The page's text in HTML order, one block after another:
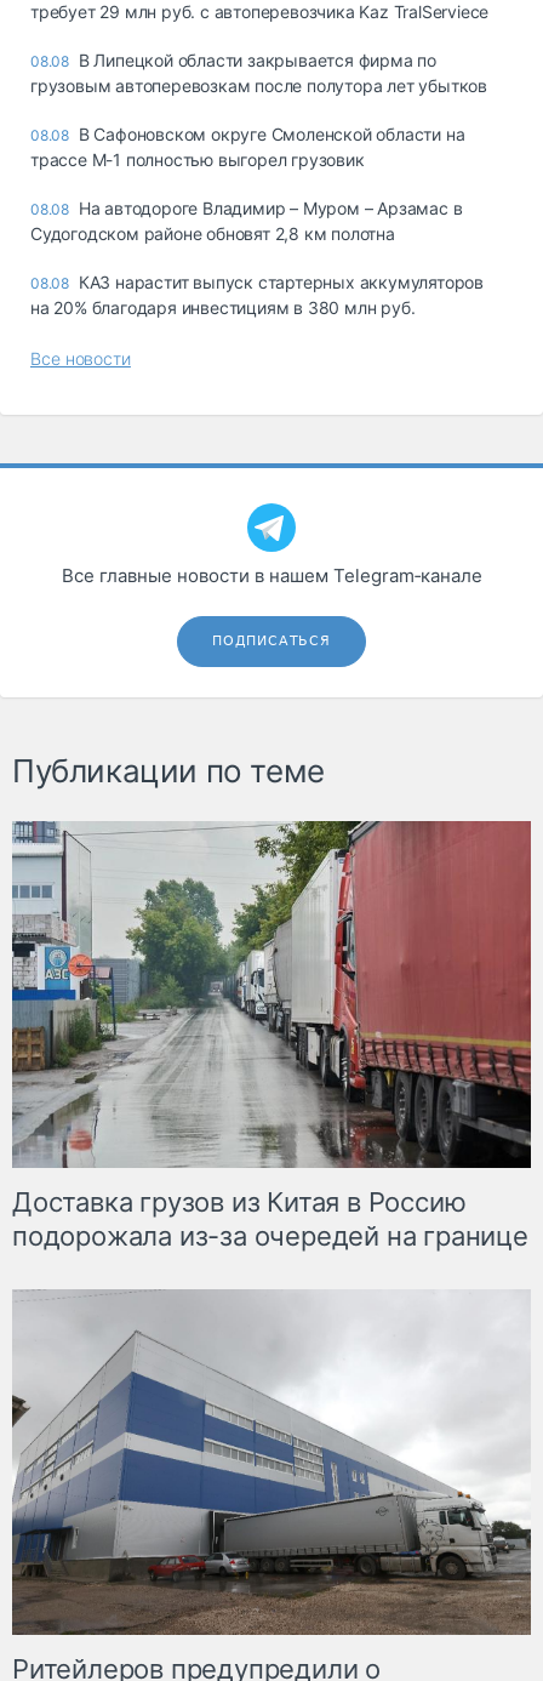
требует 29 млн руб. с автоперевозчика Kaz TralServiece
08.08 В Липецкой области закрывается фирма по
грузовым автоперевозкам после полутора лет убытков
08.08 В Сафоновском округе Смоленской области на
трассе М-1 полностью выгорел грузовик
08.08 На автодороге Владимир – Муром – Арзамас в
Судогодском районе обновят 2,8 км полотна
08.08 КАЗ нарастит выпуск стартерных аккумуляторов
на 20% благодаря инвестициям в 380 млн руб.
Все новости
Все главные новости в нашем Telegram‑канале
ПОДПИСАТЬСЯ
Публикации по теме
Доставка грузов из Китая в Россию
подорожала из-за очередей на границе
Ритейлеров предупредили о